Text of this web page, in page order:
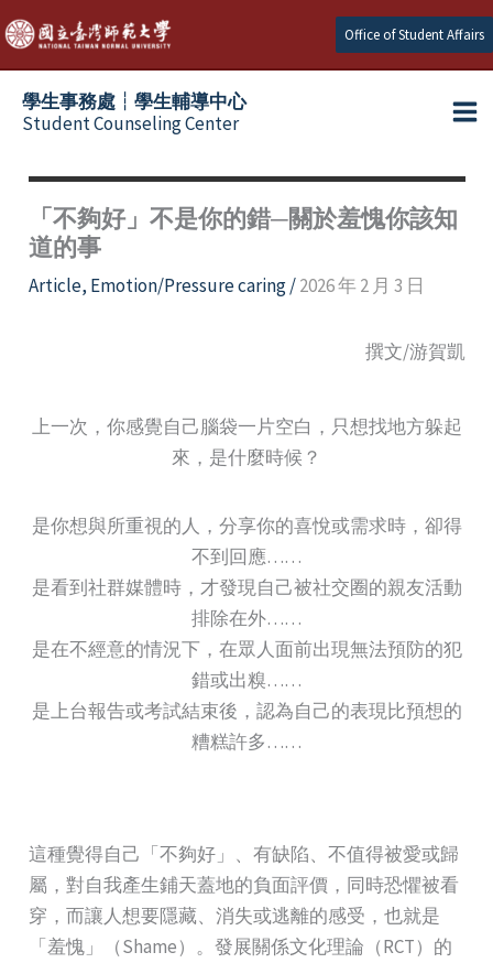
Skip
to
content
Office of Student Affairs
學生事務處┆學生輔導中心
Student Counseling Center
「不夠好」不是你的錯─關於羞愧你該知
道的事
Article, Emotion/Pressure caring/2026 年 2 月 3 日
撰文/游賀凱
上一次，你感覺自己腦袋一片空白，只想找地方躲起
來，是什麼時候？
是你想與所重視的人，分享你的喜悅或需求時，卻得
不到回應……
是看到社群媒體時，才發現自己被社交圈的親友活動
排除在外……
是在不經意的情況下，在眾人面前出現無法預防的犯
錯或出糗……
是上台報告或考試結束後，認為自己的表現比預想的
糟糕許多……
這種覺得自己「不夠好」、有缺陷、不值得被愛或歸
屬，對自我產生鋪天蓋地的負面評價，同時恐懼被看
穿，而讓人想要隱藏、消失或逃離的感受，也就是
「羞愧」（Shame）。發展關係文化理論（RCT）的